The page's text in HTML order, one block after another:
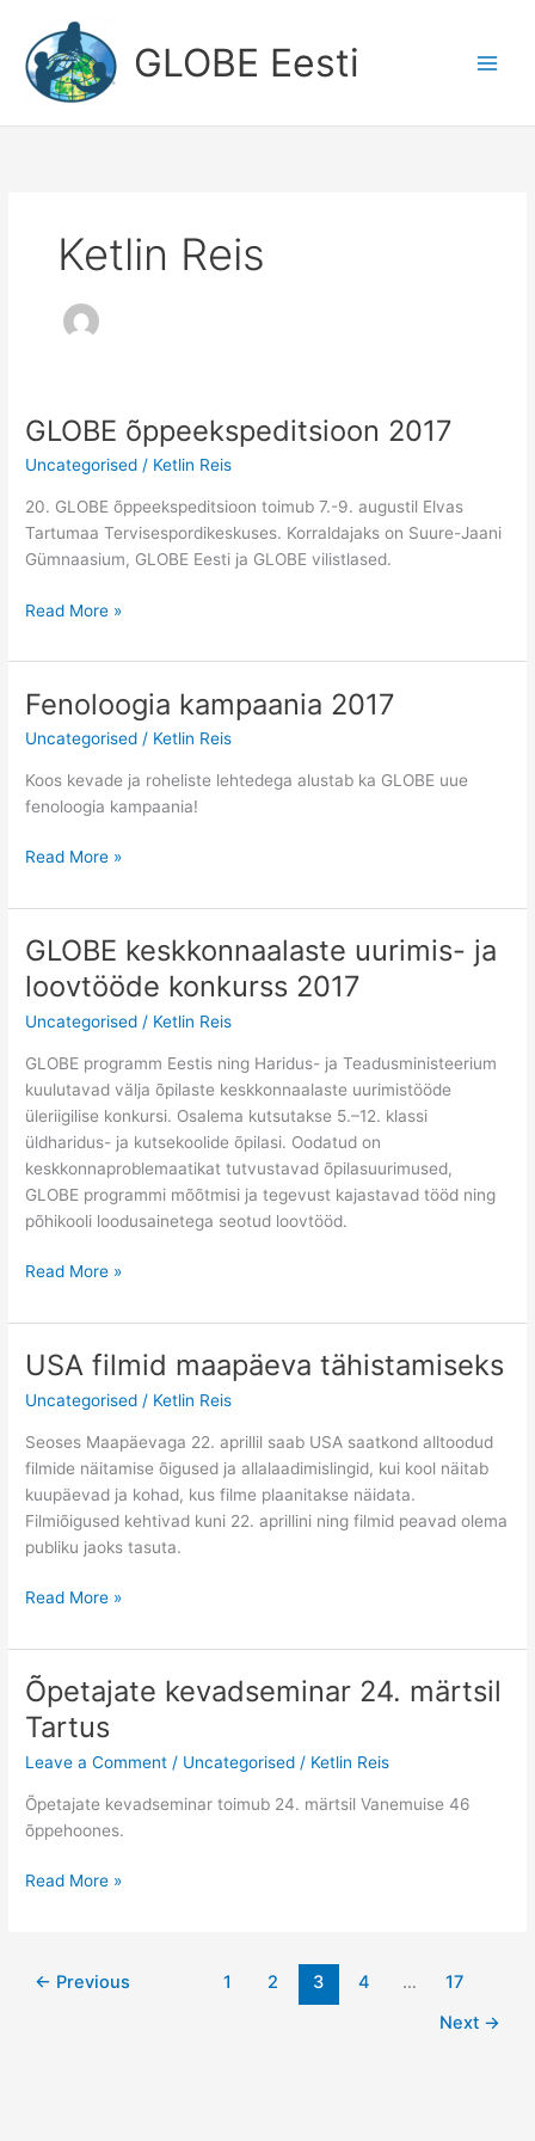
content
GLOBE Eesti
Ketlin Reis
GLOBE õppeekspeditsioon 2017
Uncategorised / Ketlin Reis
20. GLOBE õppeekspeditsioon toimub 7.-9. augustil Elvas
Tartumaa Tervisespordikeskuses. Korraldajaks on Suure-Jaani
Gümnaasium, GLOBE Eesti ja GLOBE vilistlased.
GLOBE
2017
Read More »
Fenoloogia kampaania 2017
Uncategorised / Ketlin Reis
Koos kevade ja roheliste lehtedega alustab ka GLOBE uue
fenoloogia kampaania!
Fenoloogia
2017
Read More »
GLOBE keskkonnaalaste uurimis- ja
loovtööde konkurss 2017
Uncategorised / Ketlin Reis
GLOBE programm Eestis ning Haridus- ja Teadusministeerium
kuulutavad välja õpilaste keskkonnaalaste uurimistööde
üleriigilise konkursi. Osalema kutsutakse 5.–12. klassi
üldharidus- ja kutsekoolide õpilasi. Oodatud on
keskkonnaproblemaatikat tutvustavad õpilasuurimused,
GLOBE programmi mõõtmisi ja tegevust kajastavad tööd ning
põhikooli loodusainetega seotud loovtööd.
GLOBE
uurimis-
ja
loovtööde
konkurss
Read More »
USA filmid maapäeva tähistamiseks
Uncategorised / Ketlin Reis
Seoses Maapäevaga 22. aprillil saab USA saatkond alltoodud
filmide näitamise õigused ja allalaadimislingid, kui kool näitab
kuupäevad ja kohad, kus filme plaanitakse näidata.
Filmiõigused kehtivad kuni 22. aprillini ning filmid peavad olema
publiku jaoks tasuta.
USA
maapäeva
tähistamiseks
Read More »
Õpetajate kevadseminar 24. märtsil
Tartus
Leave a Comment / Uncategorised / Ketlin Reis
Õpetajate kevadseminar toimub 24. märtsil Vanemuise 46
õppehoones.
Õpetajate
Tartus
Read More »
← Previous 1 2 3 4 …
17
Next →